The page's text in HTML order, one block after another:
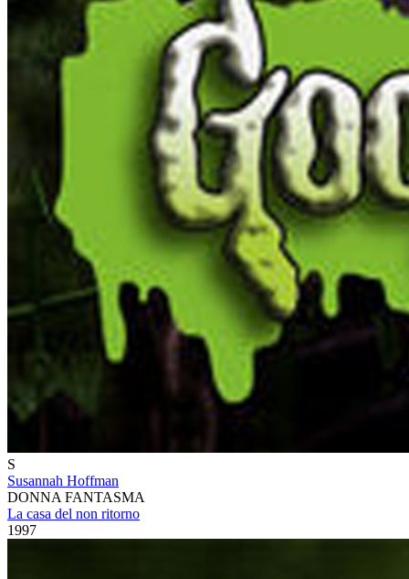
S
Susannah Hoffman
DONNA FANTASMA
La casa del non ritorno
1997